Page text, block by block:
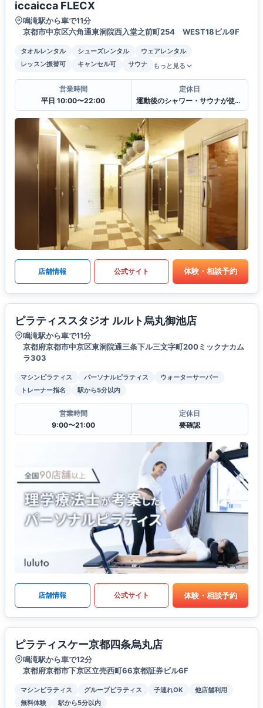
iccaicca FLECX
鳴滝駅から車で11分
京都市中京区六角通東洞院西入堂之前町254 WEST18ビル9F
タオルレンタル シューズレンタル
ウェアレンタル
レッスン振替可
キャンセル可 サウナ もっと見る
営業時間
平日 10:00〜22:00
定休日
運動後のシャワー・サウナが使えます
店舗情報 公式サイト 体験・相談予約
ピラティススタジオ ルルト烏丸御池店
鳴滝駅から車で11分
京都府京都市中京区東洞院通三条下ル三文字町200ミックナカム
ラ303
マシンピラティス パーソナルピラティス
ウォーターサーバー
トレーナー指名
駅から5分以内
営業時間
9:00〜21:00
定休日
要確認
店舗情報 公式サイト 体験・相談予約
ピラティスケー京都四条烏丸店
鳴滝駅から車で12分
京都府京都市下京区立売西町66京都証券ビル6F
マシンピラティス グループピラティス 子連れOK
他店舗利用
無料体験
駅から5分以内